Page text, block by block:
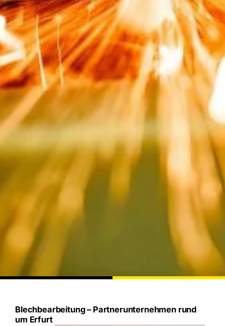
Blechbearbeitung – Partnerunternehmen rund
um Erfurt